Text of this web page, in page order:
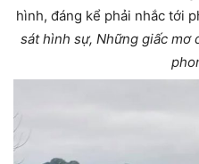
hình, đáng kể phải nhắc tới
sát hình sự, Những giấc mơ